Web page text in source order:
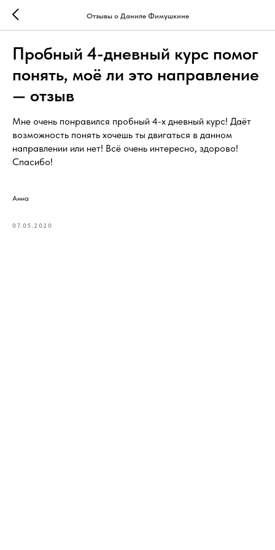
Отзывы о Даниле Фимушкине
Пробный 4-дневный курс помог
понять, моё ли это направление
— отзыв
Мне очень понравился пробный 4-х дневный курс! Даёт
возможность понять хочешь ты двигаться в данном
направлении или нет! Всё очень интересно, здорово!
Спасибо!
Анна
07.05.2020